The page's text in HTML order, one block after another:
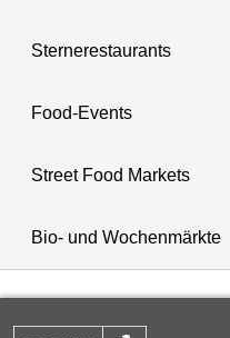
Sternerestaurants
Food-Events
Street Food Markets
Bio- und Wochenmärkte